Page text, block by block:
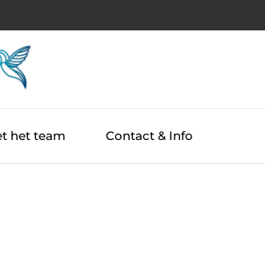
het team Contact & Info